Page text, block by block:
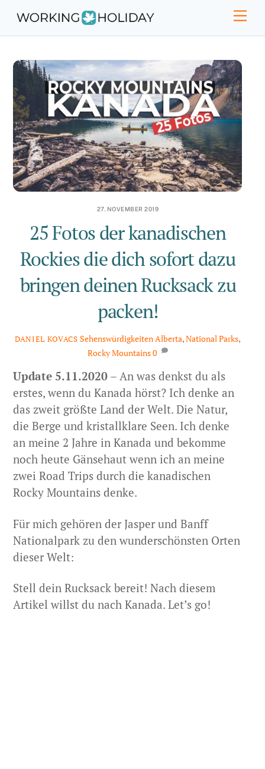
content
27. NOVEMBER 2019
25 Fotos der kanadischen
Rockies die dich sofort dazu
bringen deinen Rucksack zu
packen!
DANIEL KOVACS Sehenswürdigkeiten Alberta,National Parks,
Rocky Mountains0
Update 5.11.2020 – An was denkst du als
erstes, wenn du Kanada hörst? Ich denke an
das zweit größte Land der Welt. Die Natur,
die Berge und kristallklare Seen. Ich denke
an meine 2 Jahre in Kanada und bekomme
noch heute Gänsehaut wenn ich an meine
zwei Road Trips durch die kanadischen
Rocky Mountains denke.
Für mich gehören der Jasper und Banff
Nationalpark zu den wunderschönsten Orten
dieser Welt:
Stell dein Rucksack bereit! Nach diesem
Artikel willst du nach Kanada. Let’s go!